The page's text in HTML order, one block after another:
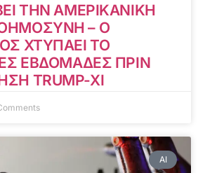
ΤΗΝ ΑΜΕΡΙΚΑΝΙΚΗ
– Ο
ΧΤΥΠΑΕΙ ΤΟ
ΕΒΔΟΜΑΔΕΣ ΠΡΙΝ
TRUMP-XI
AI